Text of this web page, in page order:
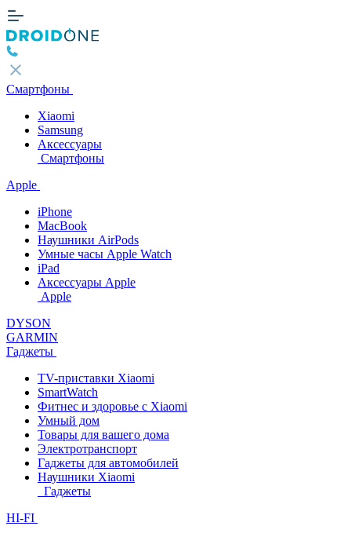
Смартфоны
Xiaomi
Samsung
Аксессуары
Смартфоны
Apple
iPhone
MacBook
Наушники AirPods
Умные часы Apple Watch
iPad
Аксессуары Apple
Apple
DYSON
GARMIN
Гаджеты
TV-приставки Xiaomi
SmartWatch
Фитнес и здоровье с Xiaomi
Умный дом
Товары для вашего дома
Электротранспорт
Гаджеты для автомобилей
Наушники Xiaomi
Гаджеты
HI-FI